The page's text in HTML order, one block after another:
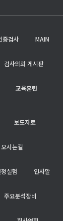
증검사 MAIN
검사의뢰 게시판
교육훈련
보도자료
오시는길
실험 인사말
주요분석장비